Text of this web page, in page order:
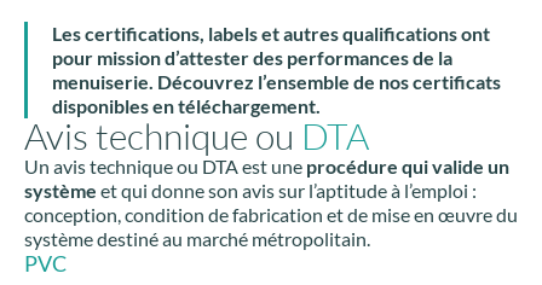
Les certifications, labels et autres qualifications ont
pour mission d’attester des performances de la
menuiserie. Découvrez l’ensemble de nos certificats
disponibles en téléchargement.
Avis technique ou DTA
Un avis technique ou DTA est une procédure qui valide un
système et qui donne son avis sur l’aptitude à l’emploi :
conception, condition de fabrication et de mise en œuvre du
système destiné au marché métropolitain.
PVC